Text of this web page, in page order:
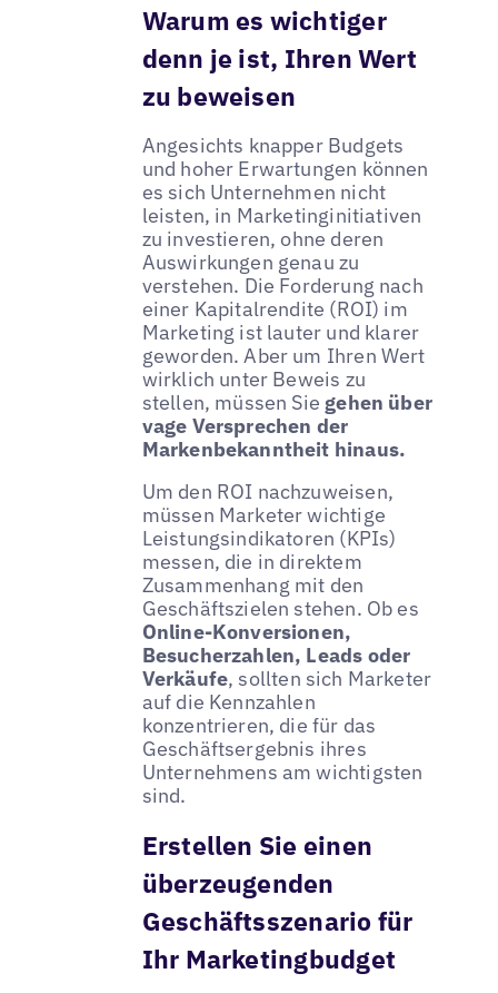
Warum es wichtiger
denn je ist, Ihren Wert
zu beweisen
Angesichts knapper Budgets
und hoher Erwartungen können
es sich Unternehmen nicht
leisten, in Marketinginitiativen
zu investieren, ohne deren
Auswirkungen genau zu
verstehen. Die Forderung nach
einer Kapitalrendite (ROI) im
Marketing ist lauter und klarer
geworden. Aber um Ihren Wert
wirklich unter Beweis zu
stellen, müssen Siegehen über
vage Versprechen der
Markenbekanntheit hinaus.
Um den ROI nachzuweisen,
müssen Marketer wichtige
Leistungsindikatoren (KPIs)
messen, die in direktem
Zusammenhang mit den
Geschäftszielen stehen. Ob es
Online-Konversionen,
Besucherzahlen, Leads oder
Verkäufe, sollten sich Marketer
auf die Kennzahlen
konzentrieren, die für das
Geschäftsergebnis ihres
Unternehmens am wichtigsten
sind.
Erstellen Sie einen
überzeugenden
Geschäftsszenario für
Ihr Marketingbudget